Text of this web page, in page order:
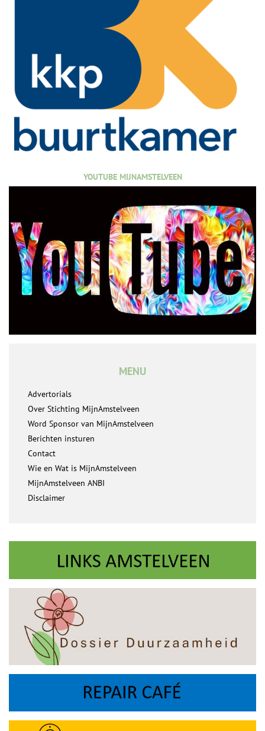
YOUTUBE MIJNAMSTELVEEN
MENU
Advertorials
Over Stichting MijnAmstelveen
Word Sponsor van MijnAmstelveen
Berichten insturen
Contact
Wie en Wat is MijnAmstelveen
MijnAmstelveen ANBI
Disclaimer